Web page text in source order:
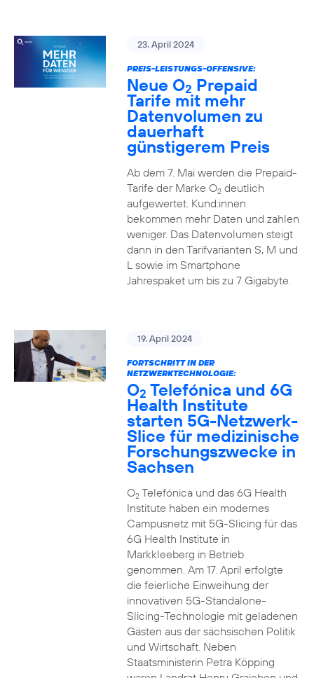
23. April 2024
PREIS-LEISTUNGS-OFFENSIVE:
Neue O2 Prepaid
Tarife mit mehr
Datenvolumen zu
dauerhaft
günstigerem Preis
Ab dem 7. Mai werden die Prepaid-
Tarife der Marke O2deutlich
aufgewertet. Kund:innen
bekommen mehr Daten und zahlen
weniger. Das Datenvolumen steigt
dann in den Tarifvarianten S, M und
L sowie im Smartphone
Jahrespaket um bis zu 7 Gigabyte.
19. April 2024
FORTSCHRITT IN DER
NETZWERKTECHNOLOGIE:
O2 Telefónica und 6G
Health Institute
starten 5G-Netzwerk-
Slice für medizinische
Forschungszwecke in
Sachsen
O2Telefónica und das 6G Health
Institute haben ein modernes
Campusnetz mit 5G-Slicing für das
6G Health Institute in
Markkleeberg in Betrieb
genommen. Am 17. April erfolgte
die feierliche Einweihung der
innovativen 5G-Standalone-
Slicing-Technologie mit geladenen
Gästen aus der sächsischen Politik
und Wirtschaft. Neben
Staatsministerin Petra Köpping